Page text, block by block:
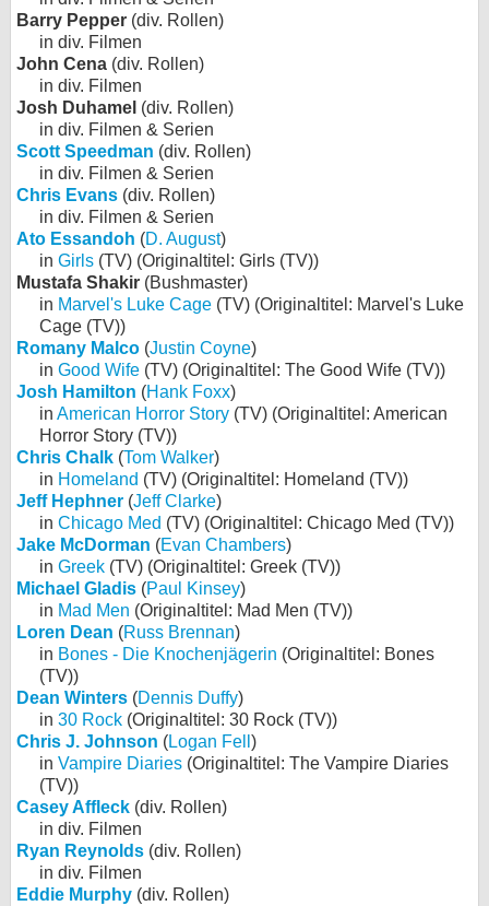
Barry Pepper (div. Rollen)
in div. Filmen
John Cena (div. Rollen)
in div. Filmen
Josh Duhamel (div. Rollen)
in div. Filmen & Serien
Scott Speedman (div. Rollen)
in div. Filmen & Serien
Chris Evans (div. Rollen)
in div. Filmen & Serien
Ato Essandoh (D. August)
in Girls (TV) (Originaltitel: Girls (TV))
Mustafa Shakir (Bushmaster)
in Marvel's Luke Cage (TV) (Originaltitel: Marvel's Luke
Cage (TV))
Romany Malco (Justin Coyne)
in Good Wife (TV) (Originaltitel: The Good Wife (TV))
Josh Hamilton (Hank Foxx)
in American Horror Story (TV) (Originaltitel: American
Horror Story (TV))
Chris Chalk (Tom Walker)
in Homeland (TV) (Originaltitel: Homeland (TV))
Jeff Hephner (Jeff Clarke)
in Chicago Med (TV) (Originaltitel: Chicago Med (TV))
Jake McDorman (Evan Chambers)
in Greek (TV) (Originaltitel: Greek (TV))
Michael Gladis (Paul Kinsey)
in Mad Men (Originaltitel: Mad Men (TV))
Loren Dean (Russ Brennan)
in Bones - Die Knochenjägerin (Originaltitel: Bones
(TV))
Dean Winters (Dennis Duffy)
in 30 Rock (Originaltitel: 30 Rock (TV))
Chris J. Johnson (Logan Fell )
in Vampire Diaries (Originaltitel: The Vampire Diaries
(TV))
Casey Affleck (div. Rollen)
in div. Filmen
Ryan Reynolds (div. Rollen)
in div. Filmen
Eddie Murphy (div. Rollen)